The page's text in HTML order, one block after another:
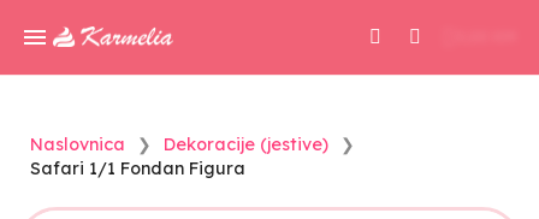
Naslovnica
Dekoracije (jestive)
Safari 1/1 Fondan Figura